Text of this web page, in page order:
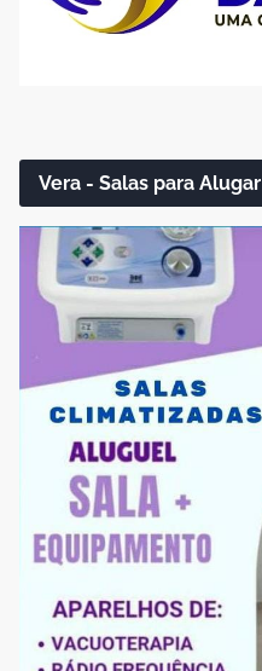
Vera - Salas para Alugar